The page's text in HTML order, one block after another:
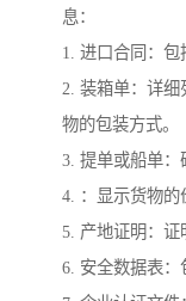
息：
1. 进口合同：包
2. 装箱单：详
物的包装方式。
3. 提单或船单：
4. ：显示货物的
5. 产地证明：证
6. 安全数据表：